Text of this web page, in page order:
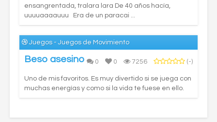
ensangrentada, tralara lara De 40 años hacía,
uuuuaaaauuu Era de un paracai ...
Juegos - Juegos de Movimiento
Beso asesino 0 0 7256 (-)
Uno de mis favoritos. Es muy divertido si se juega con
muchas energías y como si la vida te fuese en ello.